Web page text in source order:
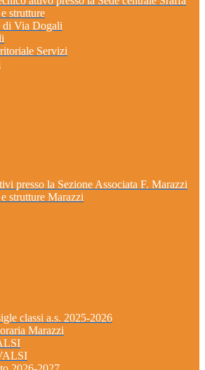
strutture
di Via Dogali
Servizi
presso la Sezione Associata F. Marazzi
strutture Marazzi
classi a.s. 2025-2026
Marazzi